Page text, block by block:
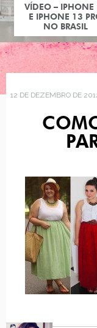
VÍDEO – IPHONE
E IPHONE 13
NO BRASIL
12 DE DEZEMBRO DE